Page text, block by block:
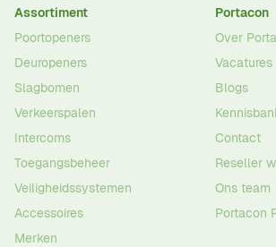
Assortiment
Poortopeners
Deuropeners
Slagbomen
Verkeerspalen
Intercoms
Toegangsbeheer
Veiligheidssystemen
Accessoires
Merken
Portacon
Over
Vacatures
Blogs
Contact
Reseller
Ons team
Portacon